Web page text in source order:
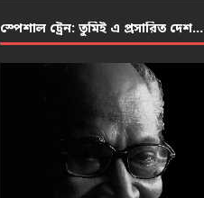
স্পেশাল ট্রেন: তুমিই এ প্রসারিত দেশ…